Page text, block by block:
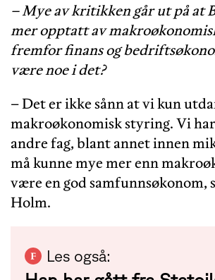
– Mye av kritikken går ut på at
mer opptatt av
fremfor finans og
være noe i det?
– Det er ikke sånn at vi kun
makroøkonomisk styring. Vi har
andre fag, blant annet innen
må kunne mye mer enn
være en god samfunnsøkonom,
Holm.
Les også: